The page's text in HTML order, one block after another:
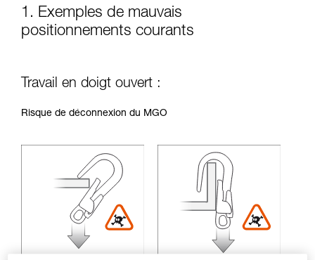
1. Exemples de mauvais
positionnements courants
Travail en doigt ouvert :
Risque de déconnexion du MGO